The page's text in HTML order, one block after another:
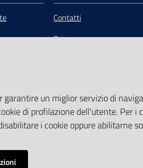
Contatti
Privacy
Sito accessibile
un miglior servizio di
di profilazione dell'utente. Per i
i cookie oppure abilitarne